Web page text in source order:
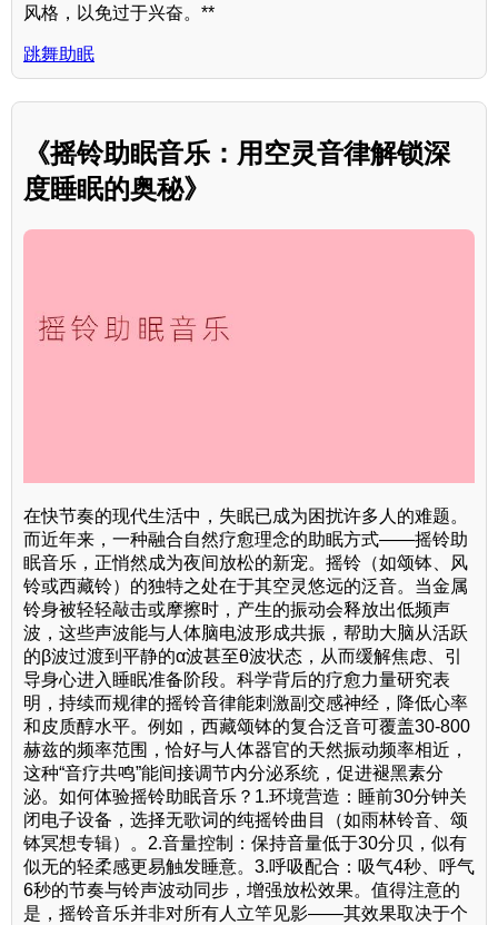
风格，以免过于兴奋。**
跳舞助眠
《摇铃助眠音乐：用空灵音律解锁深
度睡眠的奥秘》
在快节奏的现代生活中，失眠已成为困扰许多人的难题。
而近年来，一种融合自然疗愈理念的助眠方式——摇铃助
眠音乐，正悄然成为夜间放松的新宠。摇铃（如颂钵、风
铃或西藏铃）的独特之处在于其空灵悠远的泛音。当金属
铃身被轻轻敲击或摩擦时，产生的振动会释放出低频声
波，这些声波能与人体脑电波形成共振，帮助大脑从活跃
的β波过渡到平静的α波甚至θ波状态，从而缓解焦虑、引
导身心进入睡眠准备阶段。科学背后的疗愈力量研究表
明，持续而规律的摇铃音律能刺激副交感神经，降低心率
和皮质醇水平。例如，西藏颂钵的复合泛音可覆盖30-800
赫兹的频率范围，恰好与人体器官的天然振动频率相近，
这种“音疗共鸣”能间接调节内分泌系统，促进褪黑素分
泌。如何体验摇铃助眠音乐？1.环境营造：睡前30分钟关
闭电子设备，选择无歌词的纯摇铃曲目（如雨林铃音、颂
钵冥想专辑）。2.音量控制：保持音量低于30分贝，似有
似无的轻柔感更易触发睡意。3.呼吸配合：吸气4秒、呼气
6秒的节奏与铃声波动同步，增强放松效果。值得注意的
是，摇铃音乐并非对所有人立竿见影——其效果取决于个